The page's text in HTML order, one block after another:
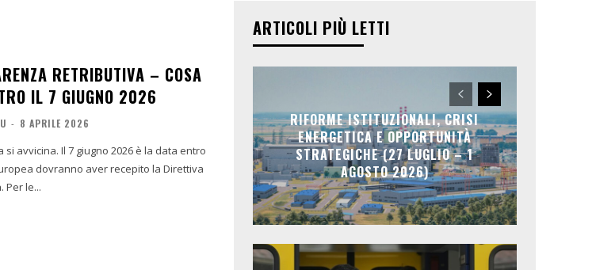
RETRIBUTIVA – COSA
IL 7 GIUGNO 2026
- 8 APRILE 2026
dovranno aver recepito la Direttiva
Per le...
ARTICOLI PIÙ LETTI
RIFORME ISTITUZIONALI, CRISI
ENERGETICA E OPPORTUNITÀ
STRATEGICHE (27 LUGLIO – 1
AGOSTO 2026)